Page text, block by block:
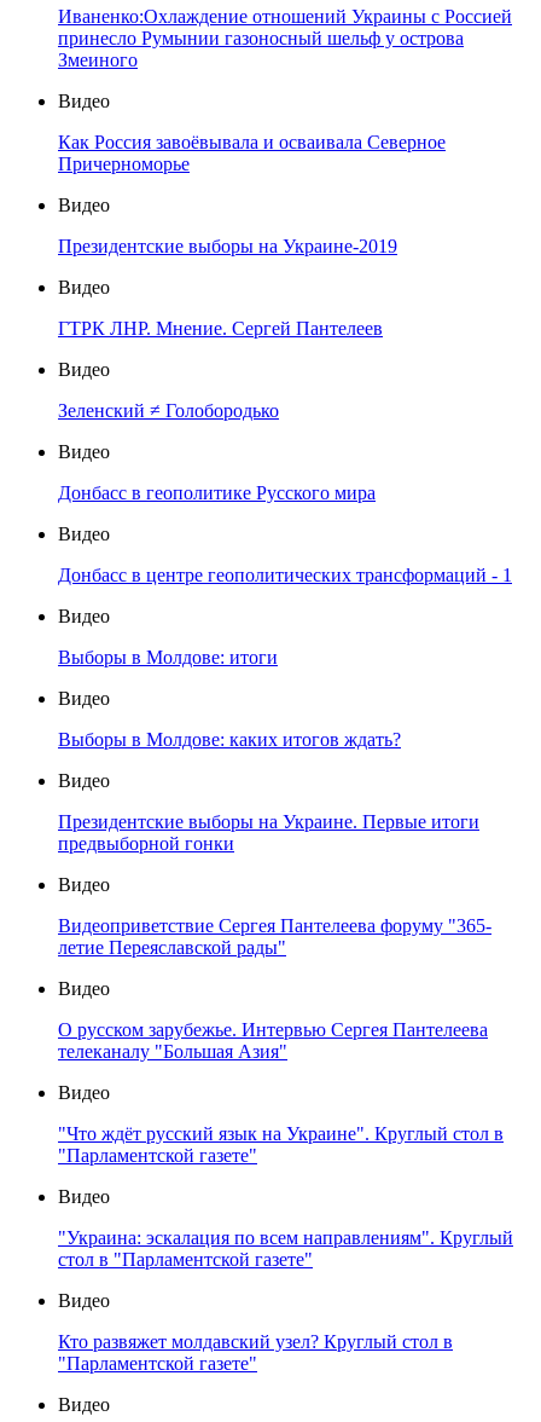
Иваненко:Охлаждение отношений Украины с Россией
принесло Румынии газоносный шельф у острова
Змеиного
Видео
Как Россия завоёвывала и осваивала Северное
Причерноморье
Видео
Президентские выборы на Украине-2019
Видео
ГТРК ЛНР. Мнение. Сергей Пантелеев
Видео
Зеленский ≠ Голобородько
Видео
Донбасс в геополитике Русского мира
Видео
Донбасс в центре геополитических трансформаций - 1
Видео
Выборы в Молдове: итоги
Видео
Выборы в Молдове: каких итогов ждать?
Видео
Президентские выборы на Украине. Первые итоги
предвыборной гонки
Видео
Видеоприветствие Сергея Пантелеева форуму "365-
летие Переяславской рады"
Видео
О русском зарубежье. Интервью Сергея Пантелеева
телеканалу "Большая Азия"
Видео
"Что ждёт русский язык на Украине". Круглый стол в
"Парламентской газете"
Видео
"Украина: эскалация по всем направлениям". Круглый
стол в "Парламентской газете"
Видео
Кто развяжет молдавский узел? Круглый стол в
"Парламентской газете"
Видео